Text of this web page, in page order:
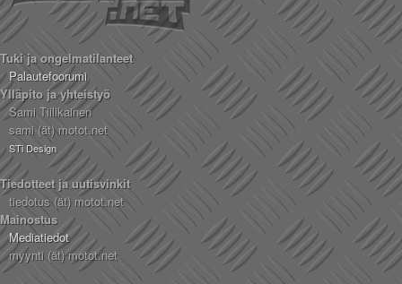
Tuki ja ongelmatilanteet
Palautefoorumi
Ylläpito ja yhteistyö
Sami Tiilikainen
sami (ät) motot.net
STi Design
Tiedotteet ja uutisvinkit
tiedotus (ät) motot.net
Mainostus
Mediatiedot
myynti (ät) motot.net